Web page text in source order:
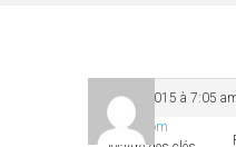
juillet 3, 2015 à 7:05
A2Com